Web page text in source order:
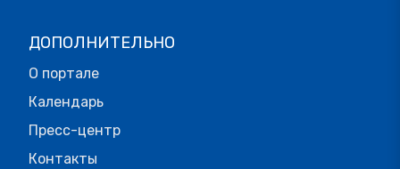
ДОПОЛНИТЕЛЬНО
О портале
Календарь
Пресс-центр
Контакты